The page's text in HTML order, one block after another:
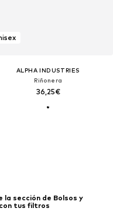
ALPHA INDUSTRIES
Riñonera
36,25€
sección de Bolsos y
tus filtros